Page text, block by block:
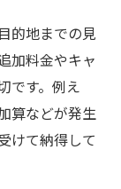
変わる
には
術
底比較
ら運転代
的地までの見
加料金やキャ
です。例え
算などが発生
けて納得して